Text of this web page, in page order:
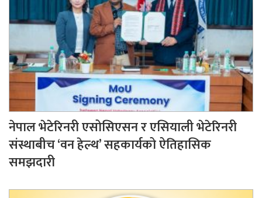
नेपाल भेटेरिनरी एसोसिएसन र एसियाली भेटेरिनरी
संस्थाबीच ‘वन हेल्थ’ सहकार्यको ऐतिहासिक
समझदारी